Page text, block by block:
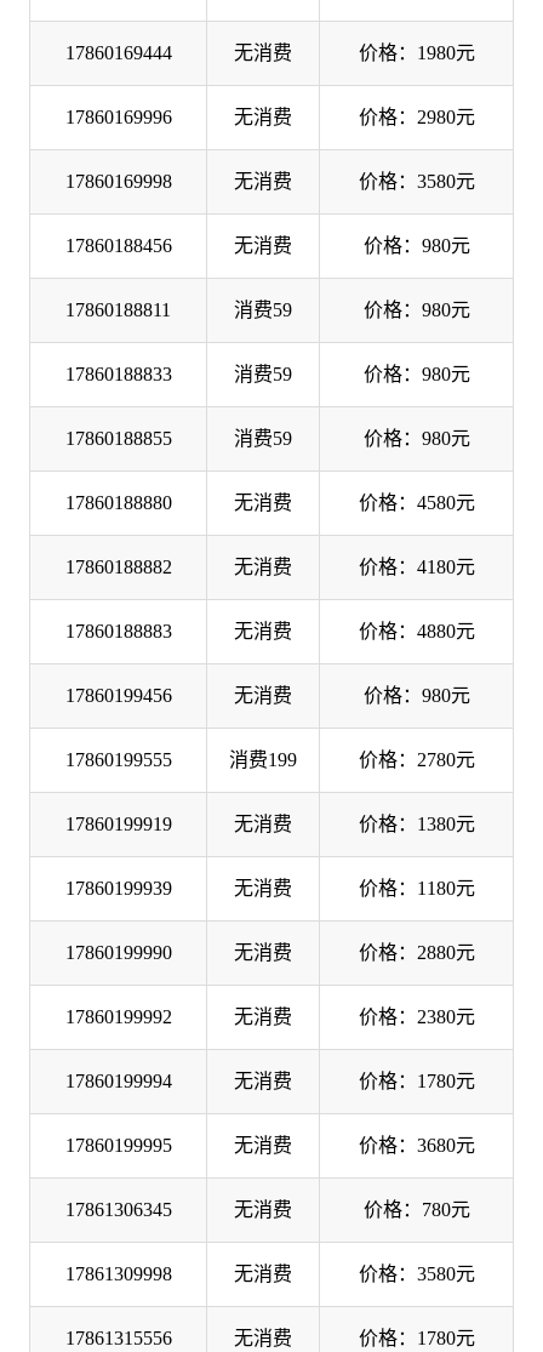
17860169444 无消费 价格：1980元
17860169996 无消费 价格：2980元
17860169998 无消费 价格：3580元
17860188456 无消费 价格：980元
17860188811 消费59 价格：980元
17860188833 消费59 价格：980元
17860188855 消费59 价格：980元
17860188880 无消费 价格：4580元
17860188882 无消费 价格：4180元
17860188883 无消费 价格：4880元
17860199456 无消费 价格：980元
17860199555 消费199 价格：2780元
17860199919 无消费 价格：1380元
17860199939 无消费 价格：1180元
17860199990 无消费 价格：2880元
17860199992 无消费 价格：2380元
17860199994 无消费 价格：1780元
17860199995 无消费 价格：3680元
17861306345 无消费 价格：780元
17861309998 无消费 价格：3580元
17861315556 无消费 价格：1780元